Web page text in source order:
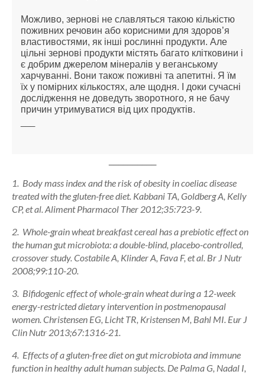
Можливо, зернові не славляться такою кількістю
поживних речовин або корисними для здоров’я
властивостями, як інші рослинні продукти. Але
цільні зернові продукти містять багато клітковини і
є добрим джерелом мінералів у веганському
харчуванні. Вони також поживні та апетитні. Я їм
їх у помірних кількостях, але щодня. І доки сучасні
дослідження не доведуть зворотного, я не бачу
причин утримуватися від цих продуктів.
1. Body mass index and the risk of obesity in coeliac disease
treated with the gluten-free diet. Kabbani TA, Goldberg A, Kelly
CP, et al. Aliment Pharmacol Ther 2012;35:723-9.
2. Whole-grain wheat breakfast cereal has a prebiotic effect on
the human gut microbiota: a double-blind, placebo-controlled,
crossover study. Costabile A, Klinder A, Fava F, et al. Br J Nutr
2008;99:110-20.
3. Bifidogenic effect of whole-grain wheat during a 12-week
energy-restricted dietary intervention in postmenopausal
women. Christensen EG, Licht TR, Kristensen M, Bahl MI. Eur J
Clin Nutr 2013;67:1316-21.
4. Effects of a gluten-free diet on gut microbiota and immune
function in healthy adult human subjects. De Palma G, Nadal I,